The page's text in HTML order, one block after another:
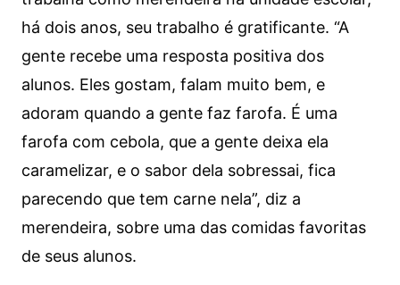
há dois anos, seu trabalho é gratificante. “A
gente recebe uma resposta positiva dos
alunos. Eles gostam, falam muito bem, e
adoram quando a gente faz farofa. É uma
farofa com cebola, que a gente deixa ela
caramelizar, e o sabor dela sobressai, fica
parecendo que tem carne nela”, diz a
merendeira, sobre uma das comidas favoritas
de seus alunos.